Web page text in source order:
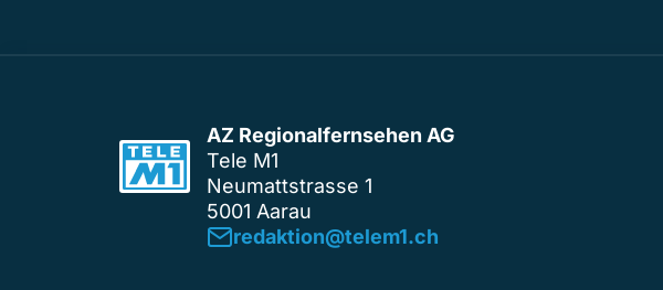
AZ Regionalfernsehen AG
Tele M1
Neumattstrasse 1
5001 Aarau
redaktion@telem1.ch